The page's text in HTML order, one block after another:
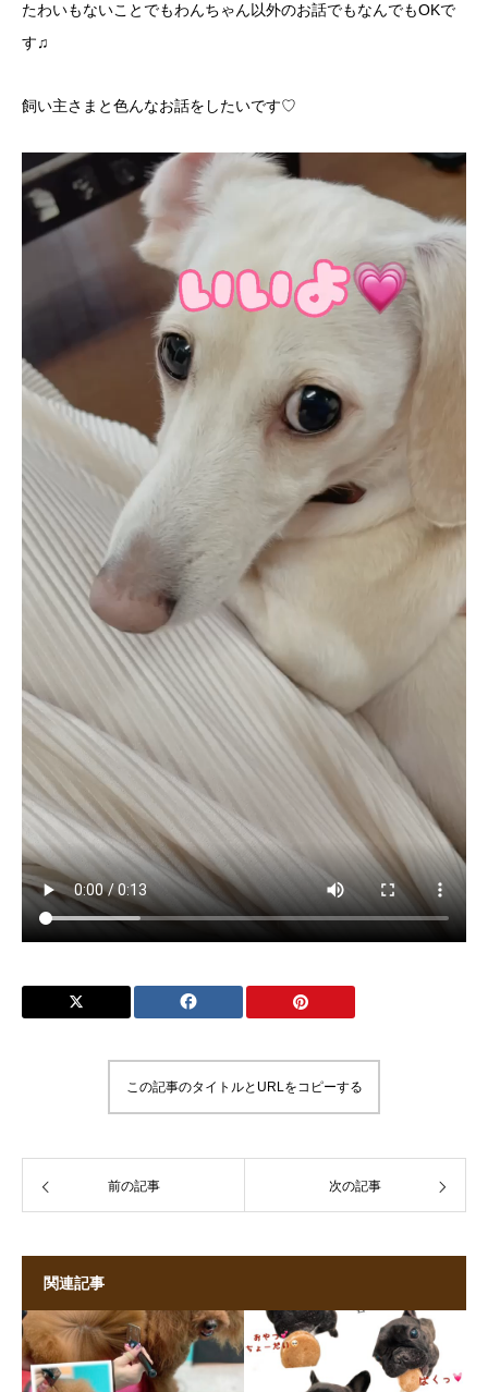
たわいもないことでもわんちゃん以外のお話でもなんでもOKで
す♫
飼い主さまと色んなお話をしたいです♡
この記事のタイトルとURLをコピーする
前の記事 次の記事
関連記事